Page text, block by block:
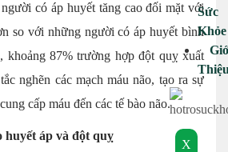
Sức
Khỏe
X
có áp huyết tăng cao đối mặt với
so với những người có áp huyết bình
khoảng 87% trường hợp đột quỵ xuất
nghẽn các mạch máu não, tạo ra sự
cấp máu đến các tế bào não.
huyết áp và đột quỵ